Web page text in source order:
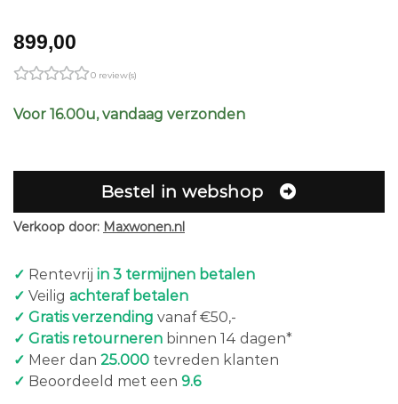
899,00
0 review(s)
Voor 16.00u, vandaag verzonden
Bestel in webshop
Verkoop door: Maxwonen.nl
✓ Rentevrij in 3 termijnen betalen
✓ Veilig achteraf betalen
✓ Gratis verzending vanaf €50,-
✓ Gratis retourneren binnen 14 dagen*
✓ Meer dan 25.000 tevreden klanten
✓ Beoordeeld met een 9.6